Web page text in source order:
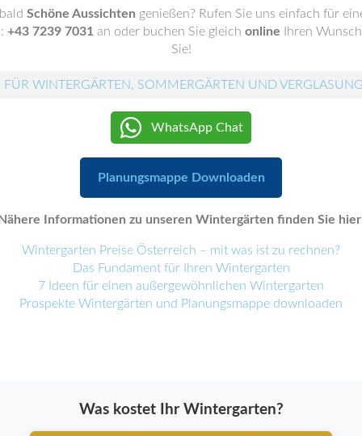
Schöne Aussichten genießen? Rufen Sie uns einfach für
+43 7239 7031 an oder buchen Sie gleich online Ihren
Sie!
WINTERGÄRTEN, SOMMERGÄRTEN UND
WhatsApp Chat
Planungsmappe Downloaden
Informationen zu unseren Wintergärten finden Sie
Wintergarten Preise Österreich – mit was ist zu rechnen?
Das Fundament für Ihren Wintergarten
7 Ideen für einen außergewöhnlichen Wintergarten
Prospekte Wintergärten und Planungsmappe downloaden
Was kostet Ihr Wintergarten?